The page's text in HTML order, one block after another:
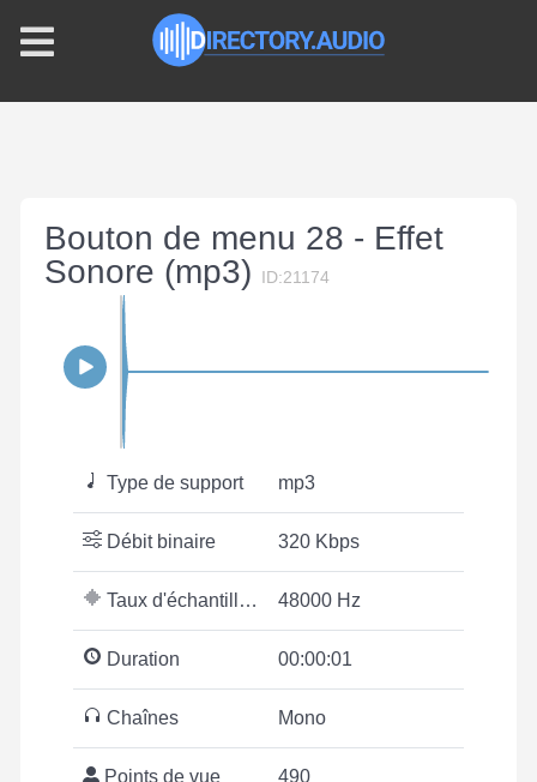
Bouton de menu 28 - Effet
Sonore (mp3)
ID:21174
Type de support mp3
Débit binaire 320 Kbps
Taux d'échantillonnage 48000 Hz
Duration 00:00:01
Chaînes Mono
Points de vue 490